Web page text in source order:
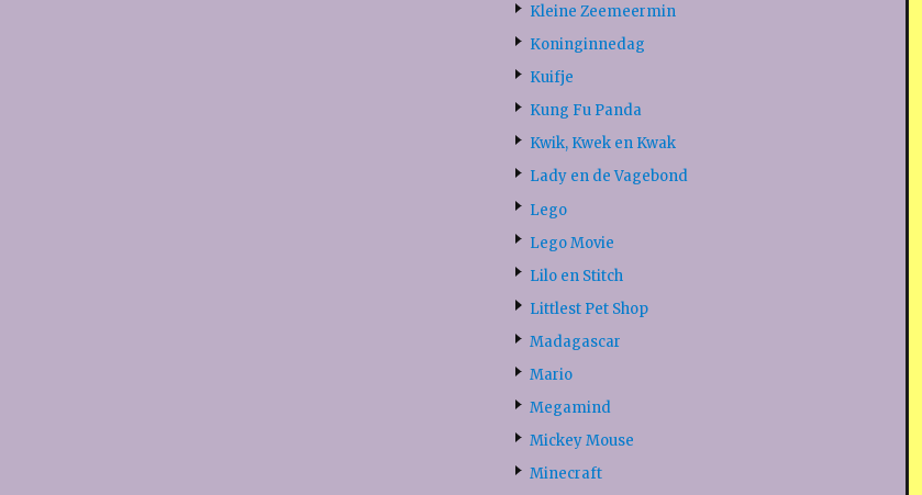
Kleine Zeemeermin
Koninginnedag
Kuifje
Kung Fu Panda
Kwik, Kwek en Kwak
Lady en de Vagebond
Lego
Lego Movie
Lilo en Stitch
Littlest Pet Shop
Madagascar
Mario
Megamind
Mickey Mouse
Minecraft